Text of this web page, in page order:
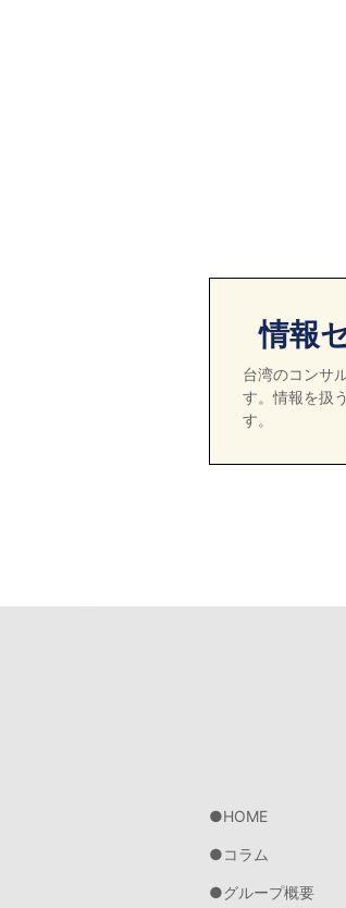
情報
台湾のコンサ
す。情報を扱
す。
HOME
コラム
グループ概要